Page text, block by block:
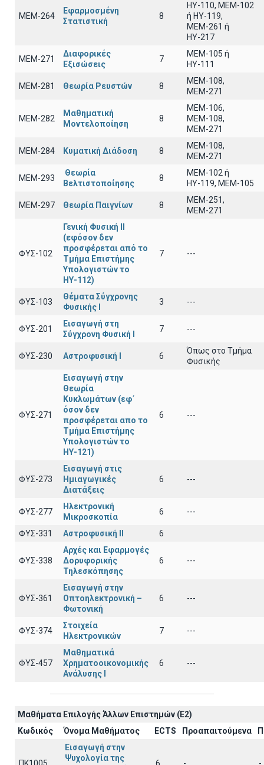
ΜΕΜ-264
Εφαρμοσμένη
Στατιστική
8
ΗΥ-110, MEM-102
ή ΗΥ-119,
ΜΕΜ-261 ή
ΗΥ-217
ΜΕΜ-271
Διαφορικές
Εξισώσεις
7
ΜΕΜ-105 ή
ΗΥ-111
ΜΕΜ-281 Θεωρία Ρευστών 8
ΜΕΜ-108,
ΜΕΜ-271
ΜΕΜ-282
Μαθηματική
Μοντελοποίηση
8
ΜΕΜ-106,
ΜΕΜ-108,
ΜΕΜ-271
ΜΕΜ-284 Κυματική Διάδοση 8
ΜΕΜ-108,
ΜΕΜ-271
ΜΕΜ-293
Θεωρία
Βελτιστοποίησης
8
ΜΕΜ-102 ή
ΗΥ-119, ΜΕΜ-105
ΜΕΜ-297 Θεωρία Παιγνίων 8
ΜΕΜ-251,
ΜΕΜ-271
ΦΥΣ-102
Γενική Φυσική ΙΙ
(εφόσον δεν
προσφέρεται από το
Τμήμα Επιστήμης
Υπολογιστών το
ΗΥ-112)
7 ---
ΦΥΣ-103
Θέματα Σύγχρονης
Φυσικής Ι
3 ---
ΦΥΣ-201
Εισαγωγή στη
Σύγχρονη Φυσική Ι
7 ---
ΦΥΣ-230 Αστροφυσική Ι 6
Όπως στο Τμήμα
Φυσικής
ΦΥΣ-271
Εισαγωγή στην
Θεωρία
Κυκλωμάτων (εφ΄
όσον δεν
προσφέρεται απο το
Τμήμα Επιστήμης
Υπολογιστών το
ΗΥ-121)
6 ---
ΦΥΣ-273
Εισαγωγή στις
Ημιαγωγικές
Διατάξεις
6 ---
ΦΥΣ-277
Ηλεκτρονική
Μικροσκοπία
6 ---
ΦΥΣ-331 Αστροφυσική ΙΙ 6
ΦΥΣ-338
Αρχές και Εφαρμογές
Δορυφορικής
Τηλεσκόπησης
6 ---
ΦΥΣ-361
Εισαγωγή στην
Οπτοηλεκτρονική –
Φωτονική
6 ---
ΦΥΣ-374
Στοιχεία
Ηλεκτρονικών
7 ---
ΦΥΣ-457
Μαθηματικά
Χρηματοοικονομικής
Ανάλυσης Ι
6 ---
Μαθήματα Επιλογής Άλλων Επιστημών (Ε2)
Κωδικός
Όνομα Μαθήματος ECTS Προαπαιτούμενα
Εισαγωγή στην
Ψυχολογία της